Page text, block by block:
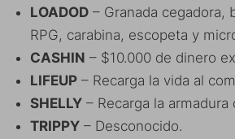
LOADOD – Granada cegadora,
RPG, carabina, escopeta y
CASHIN – $10.000 de dinero
LIFEUP – Recarga la vida al
SHELLY – Recarga la armadura
TRIPPY – Desconocido.